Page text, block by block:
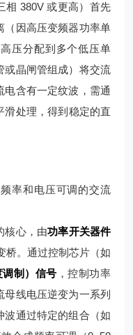
相 380V 或更高）首先
（因高压变频器功率单
压分配到多个低压单
或晶闸管组成）将交流
电含有一定纹波，需通
滑处理，得到稳定的直
率和电压可调的交流
核心，由功率开关器件
桥。通过控制芯片（如
制）信号 ，控制功率
线电压逆变为一系列
波通过特定的组合（如